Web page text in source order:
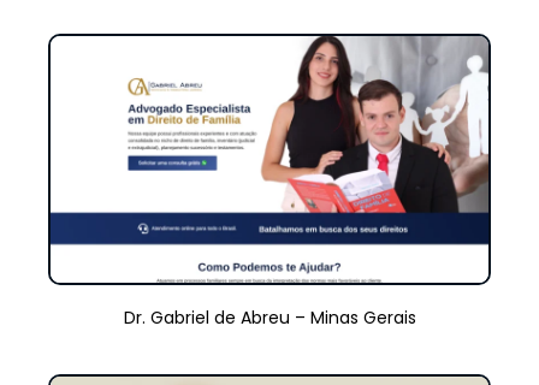
Dr. Gabriel de Abreu – Minas Gerais